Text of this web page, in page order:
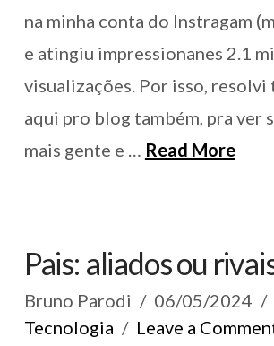
na minha conta do Instragam
e atingiu impressionanes 2.1
visualizações. Por isso, resolvi
aqui pro blog também, pra ver
mais gente e … Read More
Pais: aliados ou
Bruno Parodi
06/05/2024
Tecnologia
Leave a